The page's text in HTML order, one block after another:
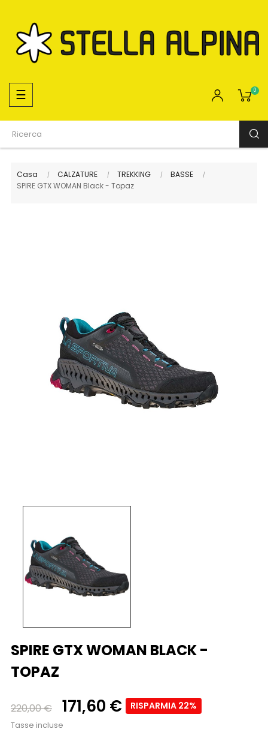
navigazione
Toggle
☰ 0
Casa CALZATURE TREKKING
BASSE
SPIRE GTX WOMAN Black - Topaz
SPIRE GTX WOMAN BLACK -
TOPAZ
220,00 € 171,60 € RISPARMIA 22%
Tasse incluse